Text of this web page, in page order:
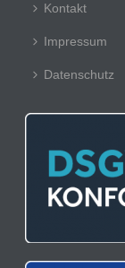
Kontakt
Impressum
Datenschutz